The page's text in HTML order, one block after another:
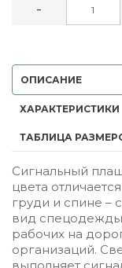
-
ОПИСАНИЕ
ХАРАКТЕРИСТИКИ
ТАБЛИЦА
Сигнальный
цвета
груди и спине –
вид спецодежды
рабочих на
организаций.